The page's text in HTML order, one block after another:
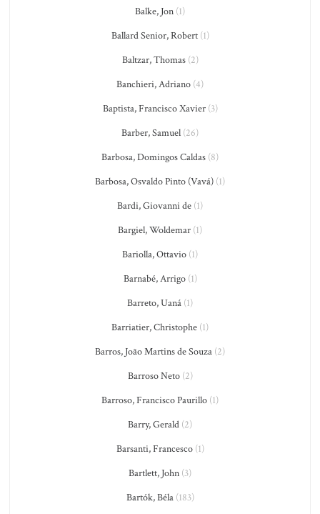
Balke, Jon (1)
Ballard Senior, Robert(1)
Baltzar, Thomas(2)
Banchieri, Adriano (4)
Baptista, Francisco Xavier(3)
Barber, Samuel (26)
Barbosa, Domingos Caldas (8)
Barbosa, Osvaldo Pinto (Vavá) (1)
Bardi, Giovanni de (1)
Bargiel, Woldemar (1)
Bariolla, Ottavio (1)
Barnabé, Arrigo(1)
Barreto, Uaná (1)
Barriatier, Christophe (1)
Barros, João Martins de Souza (2)
Barroso Neto(2)
Barroso, Francisco Paurillo (1)
Barry, Gerald (2)
Barsanti, Francesco(1)
Bartlett, John (3)
Bartók, Béla(183)